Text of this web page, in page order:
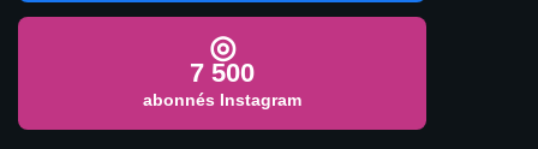
◎
7 500
abonnés Instagram